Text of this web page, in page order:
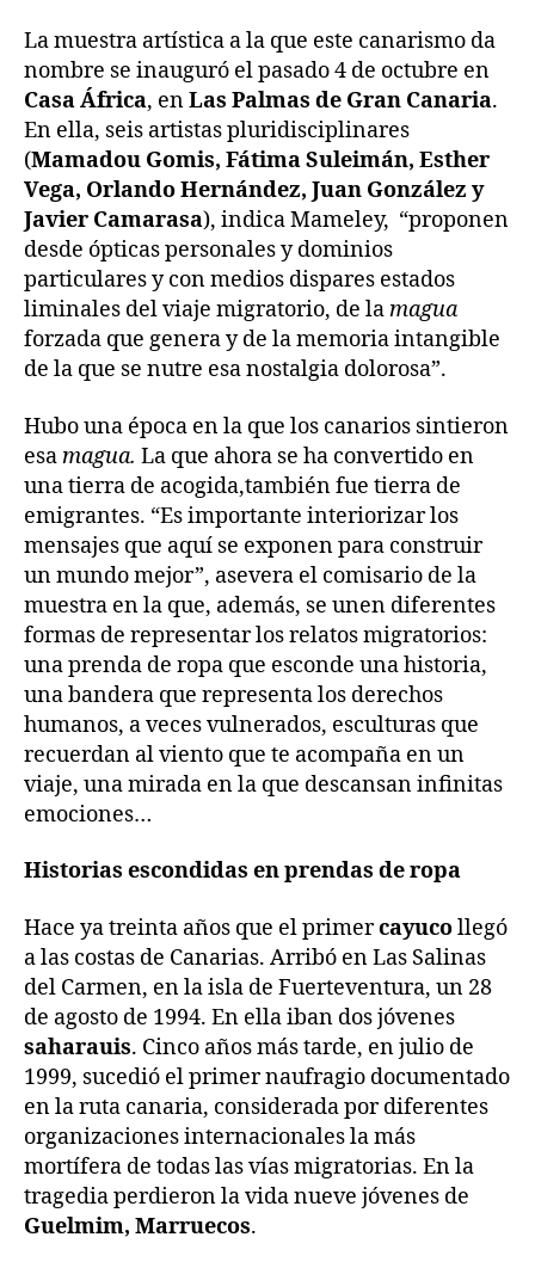
La muestra artística a la que este canarismo da
nombre se inauguró el pasado 4 de octubre en
Casa África, enLas Palmas de Gran Canaria.
En ella, seis artistas pluridisciplinares
(Mamadou Gomis, Fátima Suleimán, Esther
Vega, Orlando Hernández, Juan González y
Javier Camarasa), indica Mameley, “proponen
desde ópticas personales y dominios
particulares y con medios dispares estados
liminales del viaje migratorio, de lamagua
forzada que genera y de la memoria intangible
de la que se nutre esa nostalgia dolorosa”.
Hubo una época en la que los canarios sintieron
esamagua. La que ahora se ha convertido en
una tierra de acogida,también fue tierra de
emigrantes. “Es importante interiorizar los
mensajes que aquí se exponen para construir
un mundo mejor”, asevera el comisario de la
muestra en la que, además, se unen diferentes
formas de representar los relatos migratorios:
una prenda de ropa que esconde una historia,
una bandera que representa los derechos
humanos, a veces vulnerados, esculturas que
recuerdan al viento que te acompaña en un
viaje, una mirada en la que descansan infinitas
emociones…
Historias escondidas en prendas de ropa
Hace ya treinta años que el primercayucollegó
a las costas de Canarias. Arribó en Las Salinas
del Carmen, en la isla de Fuerteventura, un 28
de agosto de 1994. En ella iban dos jóvenes
saharauis. Cinco años más tarde, en julio de
1999, sucedió el primer naufragio documentado
en la ruta canaria, considerada por diferentes
organizaciones internacionales la más
mortífera de todas las vías migratorias. En la
tragedia perdieron la vida nueve jóvenes de
Guelmim, Marruecos.